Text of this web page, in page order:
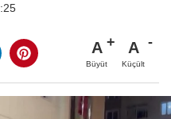
A
Büyüt
A
Küçült